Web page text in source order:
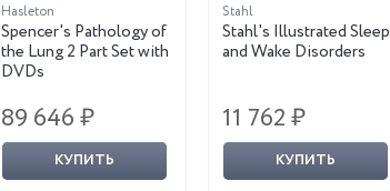
Hasleton
Spencer's Pathology of
the Lung 2 Part Set with
DVDs
89 646 ₽
КУПИТЬ
Stahl
Stahl's Illustrated Sleep
and Wake Disorders
11 762 ₽
КУПИТЬ